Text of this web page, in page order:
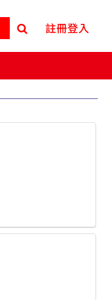
註冊登入